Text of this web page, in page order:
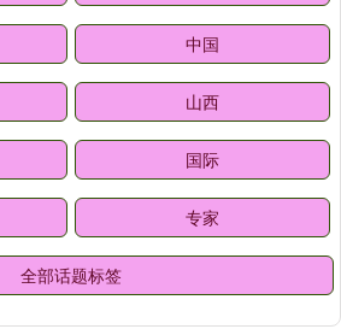
中国
山西
国际
专家
全部话题标签